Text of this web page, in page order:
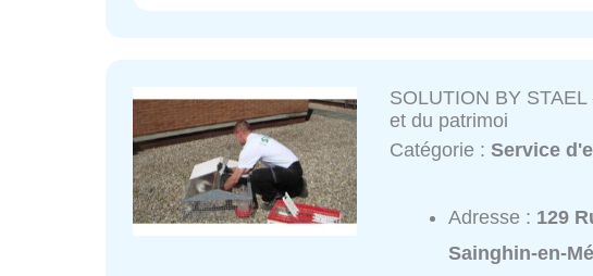
SOLUTION BY
et du patrimoi
Catégorie :Service
Adresse : 129
Sainghin-en-